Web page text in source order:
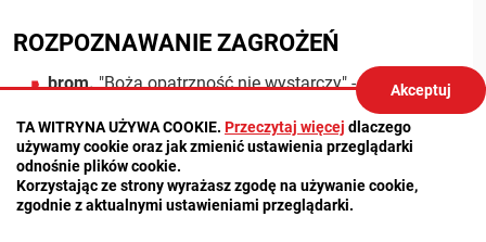
TA WITRYNA UŻYWA COOKIE. Przeczytaj więcej dlaczego
używamy cookie oraz jak zmienić ustawienia przeglądarki
odnośnie plików cookie.
Korzystając ze strony wyrażasz zgodę na używanie cookie,
zgodnie z aktualnymi ustawieniami przeglądarki.
Akceptuj
ROZPOZNAWANIE ZAGROŻEŃ
brom."Boża opatrzność nie wystarczy" -
zabezpieczenie przeciwpożarowe zabytkowych
drewnianych obiektów sakralnych: konferencja w
Dobrzeniu Wielkim koło Opola - podstawowe
obowiązki właścicieli i użytkowników tych budowli;